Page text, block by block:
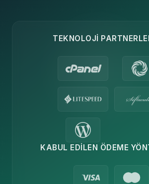
TEKNOLOJI
KABUL EDILEN ÖDEME